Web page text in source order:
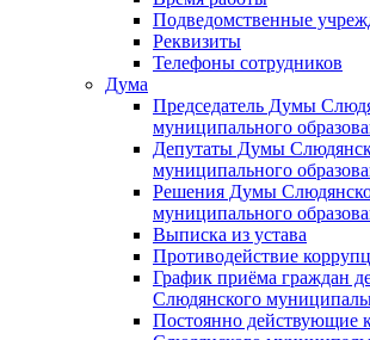
Подведомственные
Реквизиты
Телефоны сотрудников
Дума
Председатель Думы
муниципального
Депутаты Думы
муниципального
Решения Думы
муниципального
Выписка из устава
Противодействие
График приёма граждан
Слюдянского
Постоянно действующие